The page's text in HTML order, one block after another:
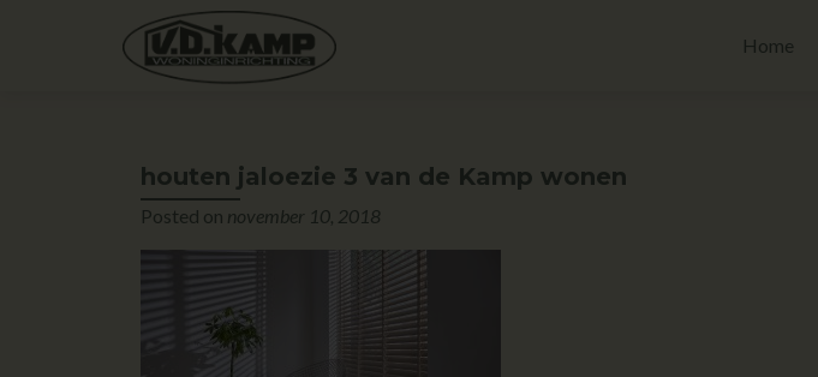
Home
houten jaloezie 3 van de Kamp wonen
Posted on november 10, 2018